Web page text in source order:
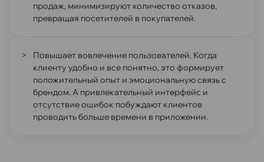
продаж, минимизируют количество отказов,
превращая посетителей в покупателей.
Повышает вовлечение пользователей. Когда
клиенту удобно и все понятно, это формирует
положительный опыт и эмоциональную связь с
брендом. А привлекательный интерфейс и
отсутствие ошибок побуждают клиентов
проводить больше времени в приложении.